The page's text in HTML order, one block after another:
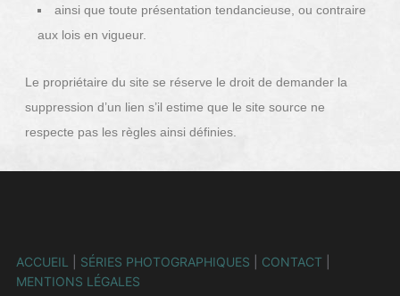
ainsi que toute présentation tendancieuse, ou contraire
aux lois en vigueur.
Le propriétaire du site se réserve le droit de demander la
suppression d’un lien s’il estime que le site source ne
respecte pas les règles ainsi définies.
ACCUEIL SÉRIES PHOTOGRAPHIQUES CONTACT
MENTIONS LÉGALES